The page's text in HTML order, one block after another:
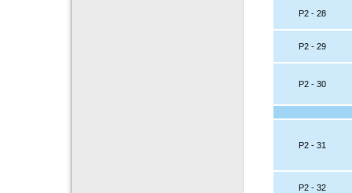
P2 - 28
P2 - 29
P2 - 30
P2 - 31
P2 - 32